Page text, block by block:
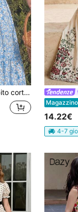
floreale e decorazione a fiocco
14.22€
4-7